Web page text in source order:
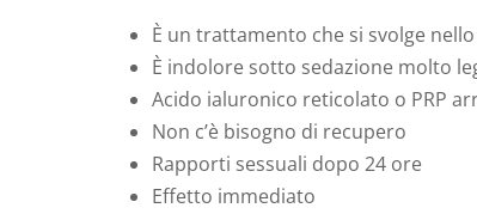
È un trattamento che si svolge
È indolore sotto sedazione molto
Acido ialuronico reticolato o PRP
Non c’è bisogno di recupero
Rapporti sessuali dopo 24 ore
Effetto immediato